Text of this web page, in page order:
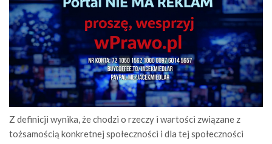
Z definicji wynika, że chodzi o rzeczy i wartości związane z
tożsamością konkretnej społeczności i dla tej społeczności